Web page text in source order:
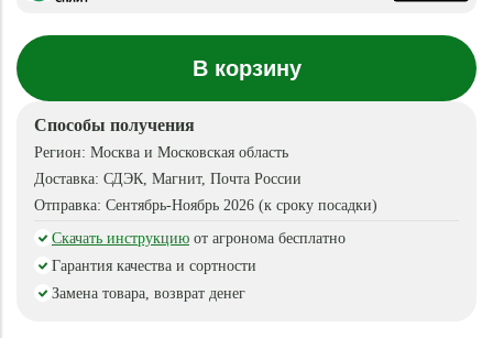
В корзину
Способы получения
Регион: Москва и Московская область
Доставка: СДЭК, Магнит, Почта России
Отправка: Сентябрь-Ноябрь 2026 (к сроку посадки)
Скачать инструкцию от агронома бесплатно
Гарантия качества и сортности
Замена товара, возврат денег